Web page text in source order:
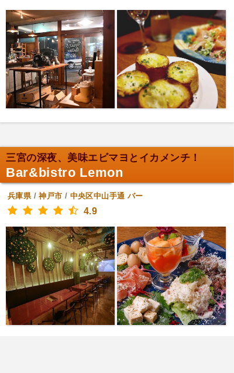
三宮の深夜、美味エビマヨとイカメンチ！
Bar&bistro Lemon
兵庫県/神戸市 / 中央区中山手通 バー
4.9